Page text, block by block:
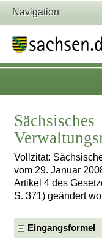
Navigation
Sächsisches
Vollzitat:
vom 29. Januar
Artikel 4 des
S. 371) geändert
Eingangsformel